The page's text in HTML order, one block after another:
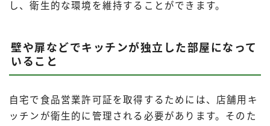
し、衛生的な環境を維持することができます。
壁や扉などでキッチンが独立した部屋になって
いること
自宅で食品営業許可証を取得するためには、店舗用キ
ッチンが衛生的に管理される必要があります。そのた